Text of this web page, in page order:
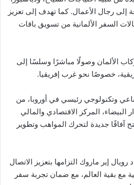
إلى رجال الأعمال. كما تهدف إلى تعزيز
السفر الألمانية من تسويق باقات
الألمان وصولًا مباشرًا وسلسًا إلى
خصوصًا نحو غرب إفريقيا.
وتكنولوجي رئيسي في أوروبا، من
البيضاء، المركز الاقتصادي والمالي
آفاقًا جديدة لتحرك المواهب وتطوير
إير ماروك التزامها بتعزيز الاتصال
مع بقية العالم، مع ضمان تجربة سفر